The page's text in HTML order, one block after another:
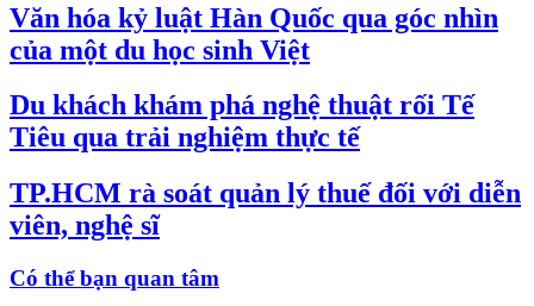
Văn hóa kỷ luật Hàn Quốc qua góc nhìn
của một du học sinh Việt
Du khách khám phá nghệ thuật rối Tế
Tiêu qua trải nghiệm thực tế
TP.HCM rà soát quản lý thuế đối với diễn
viên, nghệ sĩ
Có thể bạn quan tâm